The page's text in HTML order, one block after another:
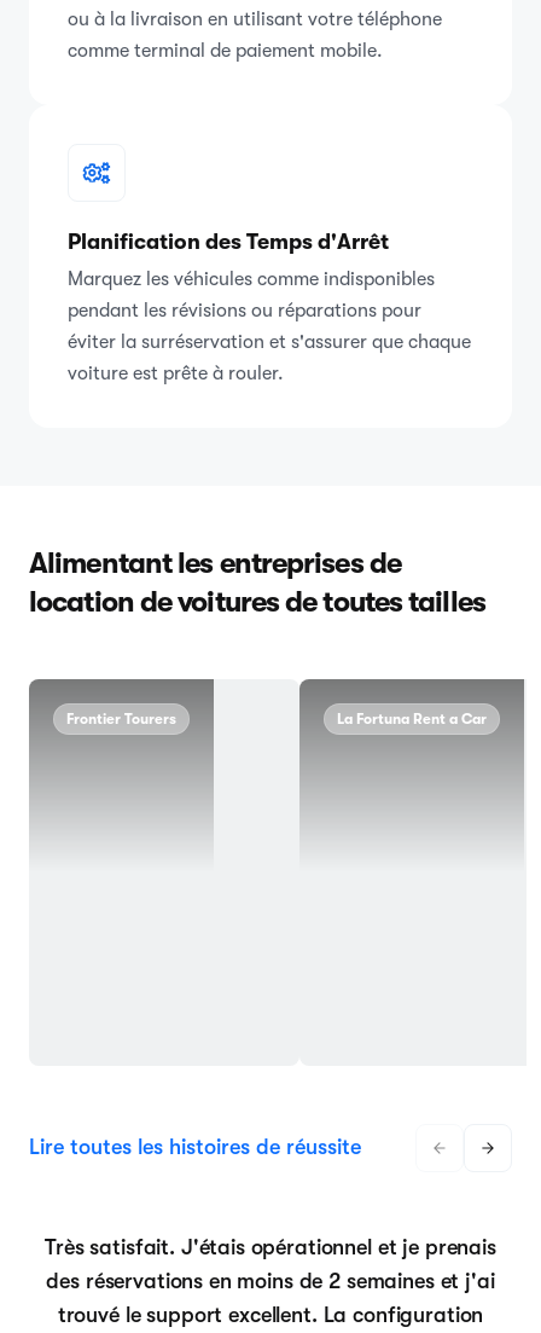
ou à la livraison en utilisant votre téléphone
comme terminal de paiement mobile.
Planification des Temps d'Arrêt
Marquez les véhicules comme indisponibles
pendant les révisions ou réparations pour
éviter la surréservation et s'assurer que chaque
voiture est prête à rouler.
Alimentant les entreprises de
location de voitures de toutes tailles
Frontier Tourers La Fortuna Rent a Car
Lire toutes les histoires de réussite
Très satisfait. J'étais opérationnel et je prenais
des réservations en moins de 2 semaines et j'ai
trouvé le support excellent. La configuration